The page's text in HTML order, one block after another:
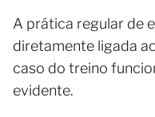
A prática regular de
diretamente ligada
caso do treino
evidente.